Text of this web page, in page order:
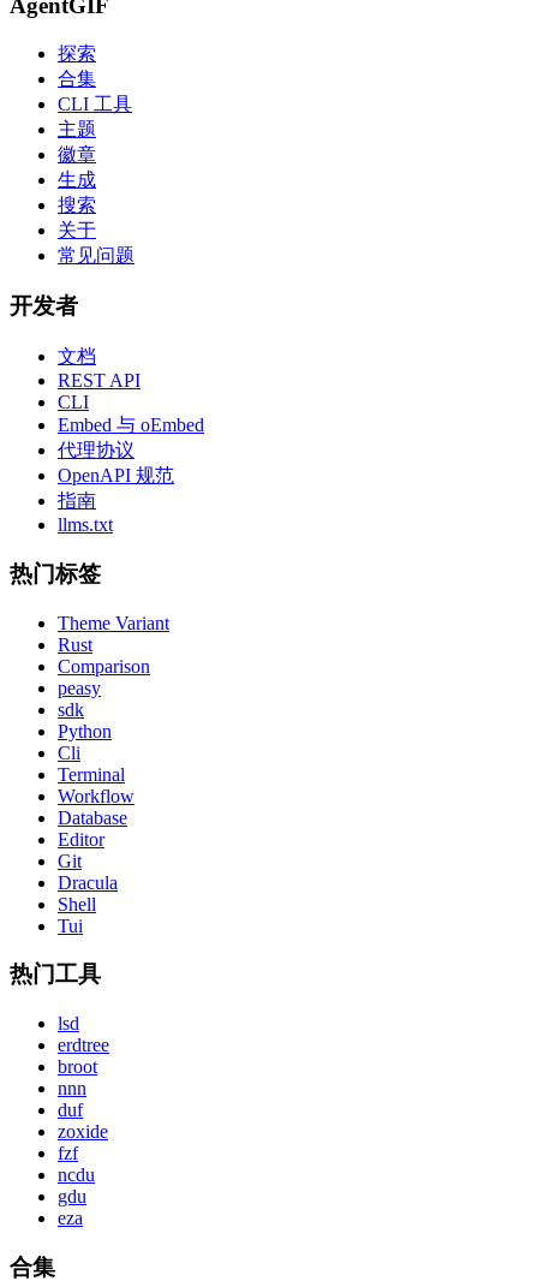
AgentGIF
探索
合集
CLI 工具
主题
徽章
生成
搜索
关于
常见问题
开发者
文档
REST API
CLI
Embed 与 oEmbed
代理协议
OpenAPI 规范
指南
llms.txt
热门标签
Theme Variant
Rust
Comparison
peasy
sdk
Python
Cli
Terminal
Workflow
Database
Editor
Git
Dracula
Shell
Tui
热门工具
lsd
erdtree
broot
nnn
duf
zoxide
fzf
ncdu
gdu
eza
合集